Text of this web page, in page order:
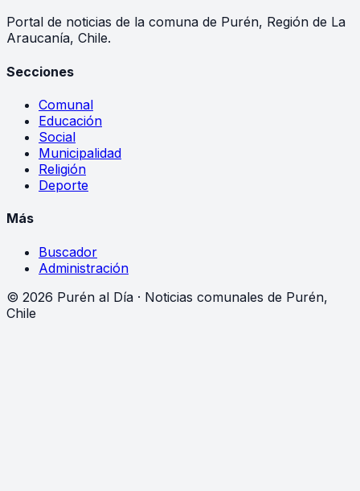
Portal de noticias de la comuna de Purén, Región de La
Araucanía, Chile.
Secciones
Comunal
Educación
Social
Municipalidad
Religión
Deporte
Más
Buscador
Administración
© 2026 Purén al Día · Noticias comunales de Purén,
Chile